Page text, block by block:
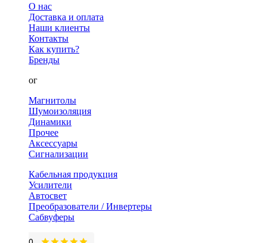
О нас
Доставка и оплата
Наши клиенты
Контакты
Как купить?
Бренды
Каталог
Магнитолы
Шумоизоляция
Динамики
Прочее
Аксессуары
Сигнализации
Кабельная продукция
Усилители
Автосвет
Преобразователи / Инвертеры
Сабвуферы